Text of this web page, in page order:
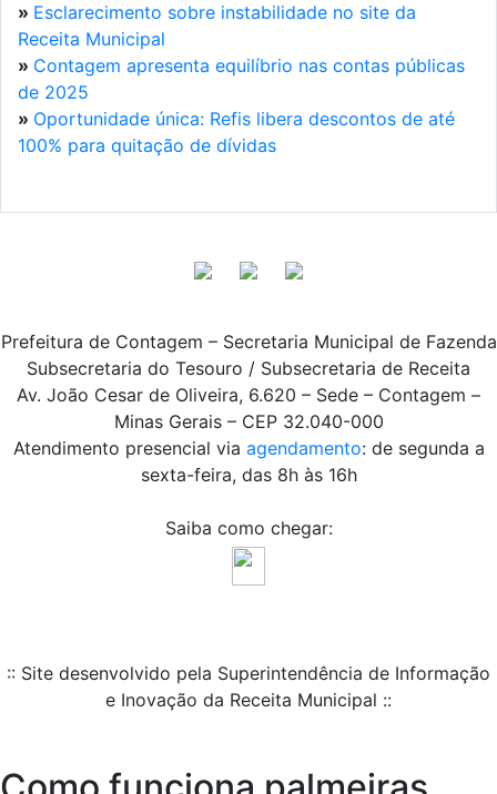
» Esclarecimento sobre instabilidade no site da
Receita Municipal
» Contagem apresenta equilíbrio nas contas públicas
de 2025
» Oportunidade única: Refis libera descontos de até
100% para quitação de dívidas
Prefeitura de Contagem – Secretaria Municipal de Fazenda
Subsecretaria do Tesouro / Subsecretaria de Receita
Av. João Cesar de Oliveira, 6.620 – Sede – Contagem –
Minas Gerais – CEP 32.040-000
Atendimento presencial via agendamento: de segunda a
sexta-feira, das 8h às 16h
Saiba como chegar:
:: Site desenvolvido pela Superintendência de Informação
e Inovação da Receita Municipal ::